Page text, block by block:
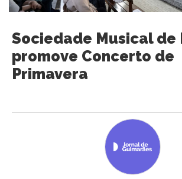
Sociedade Musical de
promove Concerto de
Primavera